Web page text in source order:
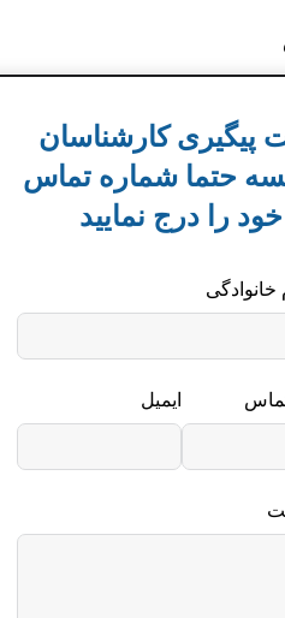
پیگیری کارشناسان
حتما شماره تماس
خود را درج نمایید
خانوادگی
ایمیل